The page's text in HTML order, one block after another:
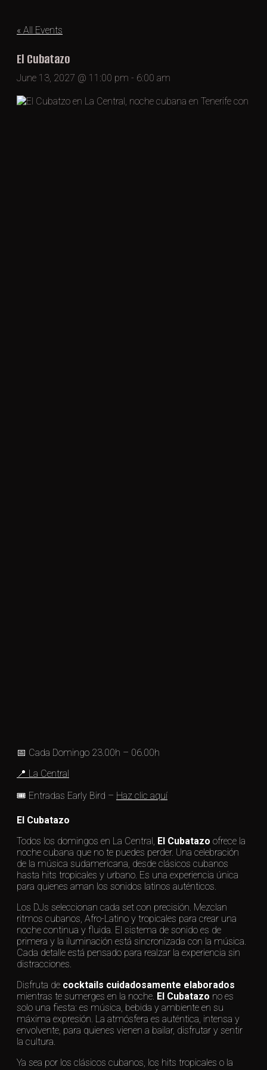
« All Events
El Cubatazo
June 13, 2027 @ 11:00 pm - 6:00 am
📅 Cada Domingo 23.00h – 06.00h
📍 La Central
🎟️ Entradas Early Bird – Haz clic aquí
El Cubatazo
Todos los domingos en La Central, El Cubatazo ofrece la
noche cubana que no te puedes perder. Una celebración
de la música sudamericana, desde clásicos cubanos
hasta hits tropicales y urbano. Es una experiencia única
para quienes aman los sonidos latinos auténticos.
Los DJs seleccionan cada set con precisión. Mezclan
ritmos cubanos, Afro-Latino y tropicales para crear una
noche continua y fluida. El sistema de sonido es de
primera y la iluminación está sincronizada con la música.
Cada detalle está pensado para realzar la experiencia sin
distracciones.
Disfruta de cocktails cuidadosamente elaborados
mientras te sumerges en la noche. El Cubatazo no es
solo una fiesta: es música, bebida y ambiente en su
máxima expresión. La atmósfera es auténtica, intensa y
envolvente, para quienes vienen a bailar, disfrutar y sentir
la cultura.
Ya sea por los clásicos cubanos, los hits tropicales o la